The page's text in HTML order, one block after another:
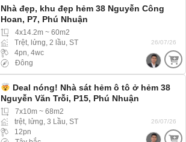
Nhà đẹp, khu đẹp hẻm 38 Nguyễn Công
Hoan, P7, Phú Nhuận
4x14.2m ~ 60m2
Trệt, lửng, 2 lầu, ST
4pn, 4wc
Đông
26/07/26
Deal nóng! Nhà sát hẻm ô tô ở hẻm 38
Nguyễn Văn Trỗi, P15, Phú Nhuận
7x10m ~ 68m2
trệt, lửng, 3 Lầu, ST
12pn
26/07/26